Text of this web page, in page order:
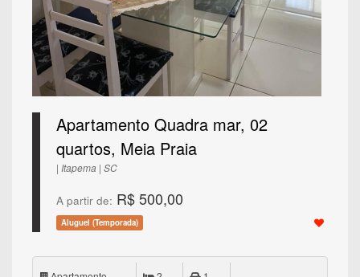
Apartamento Quadra mar, 02
quartos, Meia Praia
| Itapema | SC
A partir de: R$ 500,00
Aluguel (Temporada)